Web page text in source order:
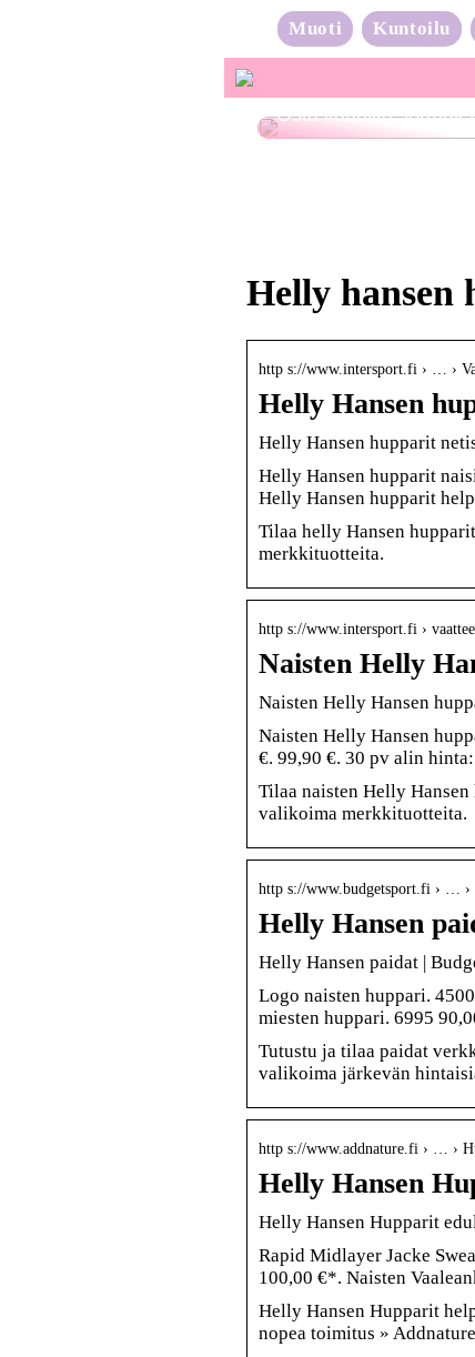
Muoti Kuntoilu
Osta kauniita
Helly hansen
http s://www.intersport.fi › … ›
Helly Hansen
Helly Hansen hupparit
Helly Hansen hupparit
Helly Hansen hupparit
Tilaa helly Hansen
merkkituotteita.
http s://www.intersport.fi ›
Naisten Helly
Naisten Helly Hansen
Naisten Helly Hansen
€. 99,90 €. 30 pv alin
Tilaa naisten Helly
valikoima merkkituotteita.
http s://www.budgetsport.fi › … ›
Helly Hansen
Helly Hansen paidat |
Logo naisten huppari.
miesten huppari. 6995
Tutustu ja tilaa paidat
valikoima järkevän
http s://www.addnature.fi › … ›
Helly Hansen
Helly Hansen Hupparit
Rapid Midlayer Jacke
100,00 €*. Naisten
Helly Hansen Hupparit
nopea toimitus »